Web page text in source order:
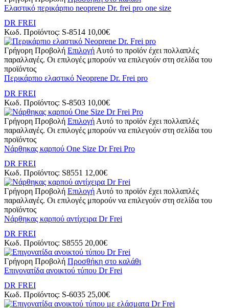
Ελαστικό περικάρπιο neoprene Dr. frei pro one size
DR FREI
Κωδ. Προϊόντος: S-8514 10,00€
Γρήγορη Προβολή ΕπιλογήΑυτό το προϊόν έχει πολλαπλές
παραλλαγές. Οι επιλογές μπορούν να επιλεγούν στη σελίδα του
προϊόντος
Περικάρπιο ελαστικό Neoprene Dr. Frei pro
DR FREI
Κωδ. Προϊόντος: S-8503 10,00€
Γρήγορη Προβολή Επιλογή Αυτό το προϊόν έχει πολλαπλές
παραλλαγές. Οι επιλογές μπορούν να επιλεγούν στη σελίδα του
προϊόντος
Νάρθηκας καρπού One Size Dr Frei Pro
DR FREI
Κωδ. Προϊόντος: S8551 12,00€
Γρήγορη Προβολή Επιλογή Αυτό το προϊόν έχει πολλαπλές
παραλλαγές. Οι επιλογές μπορούν να επιλεγούν στη σελίδα του
προϊόντος
Νάρθηκας καρπού αντίχειρα Dr Frei
DR FREI
Κωδ. Προϊόντος: S8555 20,00€
Γρήγορη Προβολή Προσθήκη στο καλάθι
Επιγονατίδα ανοικτού τύπου Dr Frei
DR FREI
Κωδ. Προϊόντος: S-6035 25,00€